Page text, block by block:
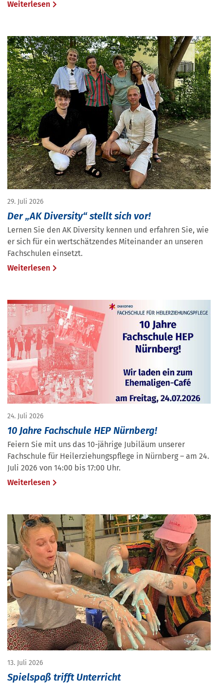
Weiterlesen
29. Juli 2026
Der „AK Diversity“ stellt sich vor!
Lernen Sie den AK Diversity kennen und erfahren Sie, wie
er sich für ein wertschätzendes Miteinander an unseren
Fachschulen einsetzt.
Weiterlesen
24. Juli 2026
10 Jahre Fachschule HEP Nürnberg!
Feiern Sie mit uns das 10-jährige Jubiläum unserer
Fachschule für Heilerziehungspflege in Nürnberg – am 24.
Juli 2026 von 14:00 bis 17:00 Uhr.
Weiterlesen
13. Juli 2026
Spielspaß trifft Unterricht